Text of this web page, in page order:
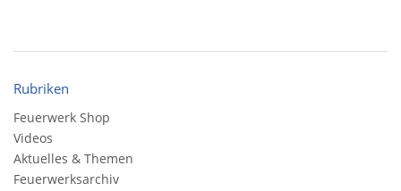
Rubriken
Feuerwerk Shop
Videos
Aktuelles & Themen
Feuerwerksarchiv